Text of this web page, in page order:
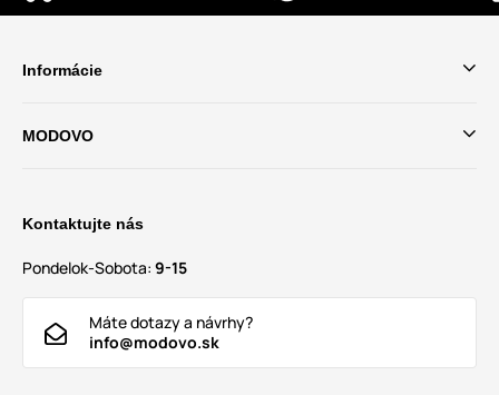
Informácie
MODOVO
Kontaktujte nás
Pondelok-Sobota: 9-15
Máte dotazy a návrhy?
info@modovo.sk